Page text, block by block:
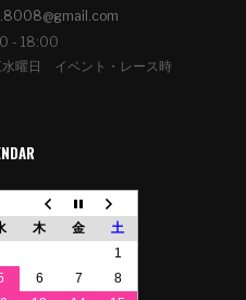
- 18:00
水曜日 イベント・レース時
木 金
土
1
6 7
8